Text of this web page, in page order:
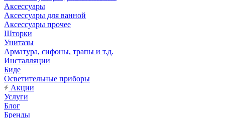
Аксессуары
Аксессуары для ванной
Аксессуары прочее
Шторки
Унитазы
Арматура, сифоны, трапы и т.д.
Инсталляции
Биде
Осветительные приборы
Акции
Услуги
Блог
Бренды